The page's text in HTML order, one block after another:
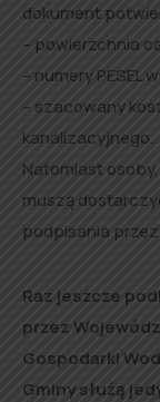
dokument
– powierzchnia
– numery PESEL
– szacowany
kanalizacyjnego.
Natomiast
muszą
podpisania
Raz jeszcze
przez
Gospodarki
Gminy służą